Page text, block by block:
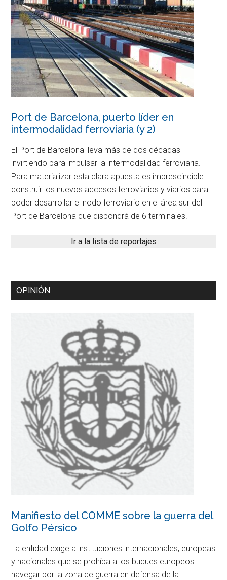
Port de Barcelona, puerto líder en
intermodalidad ferroviaria (y 2)
El Port de Barcelona lleva más de dos décadas
invirtiendo para impulsar la intermodalidad ferroviaria.
Para materializar esta clara apuesta es imprescindible
construir los nuevos accesos ferroviarios y viarios para
poder desarrollar el nodo ferroviario en el área sur del
Port de Barcelona que dispondrá de 6 terminales.
Ir a la lista de reportajes
OPINIÓN
Manifiesto del COMME sobre la guerra del
Golfo Pérsico
La entidad exige a instituciones internacionales, europeas
y nacionales que se prohíba a los buques europeos
navegar por la zona de guerra en defensa de la